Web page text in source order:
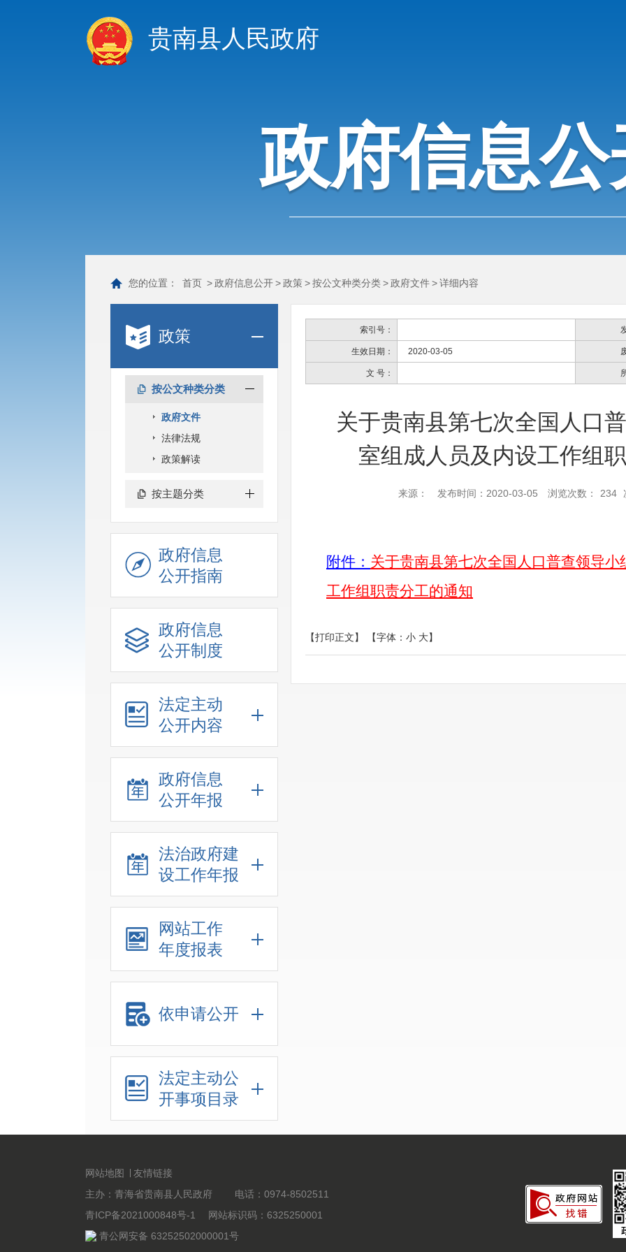
贵南县人民政府
政府信息公
您的位置： 首页 >政府信息公开>政策 >按公文种类分类>政府文件>详细内容
政策
按公文种类分类
政府文件
法律法规
政策解读
按主题分类
政府信息
公开指南
政府信息
公开制度
法定主动
公开内容
政府信息
公开年报
法治政府建
设工作年报
网站工作
年度报表
依申请公开
法定主动公
开事项目录
索引号：
生效日期： 2020-03-05
文 号：
关于贵南县第七次全国人口
室组成人员及内设工作组
来源： 发布时间：2020-03-05 浏览次数： 234
附件： 关于贵南县第七次全国人口普查领导
工作组职责分工的通知
【打印正文】 【字体： 小 大】
网站地图
友情链接
主办：青海省贵南县人民政府 电话：0974-8502511
青ICP备2021000848号-1
网站标识码：6325250001
青公网安备 63252502000001号